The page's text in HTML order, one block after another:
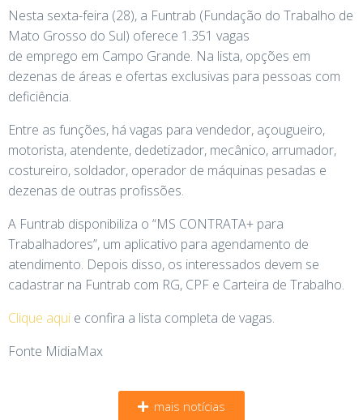
Nesta sexta-feira (28), a Funtrab (Fundação do Trabalho de
Mato Grosso do Sul) oferece 1.351 vagas
de emprego em Campo Grande. Na lista, opções em
dezenas de áreas e ofertas exclusivas para pessoas com
deficiência.
Entre as funções, há vagas para vendedor, açougueiro,
motorista, atendente, dedetizador, mecânico, arrumador,
costureiro, soldador, operador de máquinas pesadas e
dezenas de outras profissões.
A Funtrab disponibiliza o “MS CONTRATA+ para
Trabalhadores”, um aplicativo para agendamento de
atendimento. Depois disso, os interessados devem se
cadastrar na Funtrab com RG, CPF e Carteira de Trabalho.
Clique aqui e confira a lista completa de vagas.
Fonte MidiaMax
mais notícias